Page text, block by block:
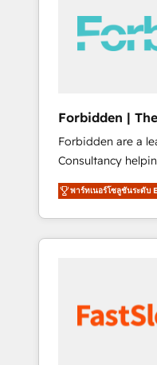
Shopify, Oneflow. 💻 Développements
custom : CRM UI
B2B, Immobilier,
livrables :
implémentation
Hub,
réel, formation équipes. 🏆
livrés. Accrédités HubSpot CRM
Implementation,
Forbidden |
Consultancy
Forbidden are a
Consultancy
the full potential of
businesses invest
the ROI they
messy data, and
so it actually
พาร์ทเนอร์โซลูชันระดับ